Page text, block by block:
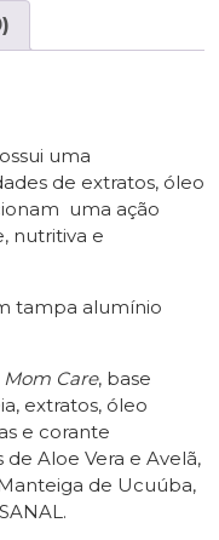
uma
de extratos, óleo
uma ação
nutritiva e
tampa alumínio
Mom Care, base
extratos, óleo
e corante
Aloe Vera e Avelã,
de Ucuúba,